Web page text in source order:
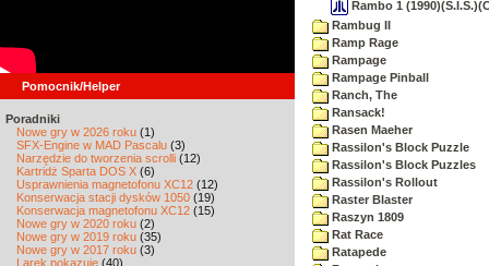
Pomocnik/Helper
Poradniki
Nowe gry w 2026 roku (1)
SFX-Engine w MAD Pascalu (3)
Narzędzie do tworzenia scrolli (12)
Kartridż Sparta DOS X (6)
Usprawnienia magnetofonu XC12 (12)
Konserwacja stacji dysków 1050 (19)
Konserwacja magnetofonu XC12 (15)
Nowe gry w 2020 roku (2)
Nowe gry w 2019 roku (35)
Nowe gry w 2017 roku (3)
Larek pokazuje (40)
Rambo 1
Rambug II
Ramp Rage
Rampage
Rampage Pinball
Ranch, The
Ransack!
Rasen Maeher
Rassilon's Block Puzzle
Rassilon's Block Puzzles
Rassilon's Rollout
Raster Blaster
Raszyn 1809
Rat Race
Ratapede